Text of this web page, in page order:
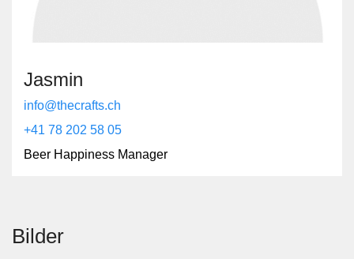
Jasmin
info@thecrafts.ch
+41 78 202 58 05
Beer Happiness Manager
Bilder